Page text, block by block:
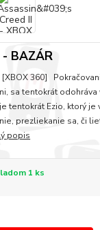
BAZÁR
[XBOX 360]
sa tentokrát odohráva
tentokrát Ezio, ktorý je
prezliekanie sa, či
popis
1 ks